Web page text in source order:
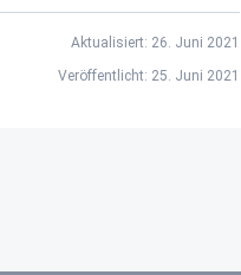
Aktualisiert: 26. Juni 2021
Veröffentlicht: 25. Juni 2021